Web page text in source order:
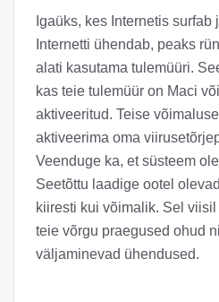
Igaüks, kes Internetis surfab
Internetti ühendab, peaks
alati kasutama tulemüüri.
kas teie tulemüür on Maci
aktiveeritud. Teise
aktiveerima oma
Veenduge ka, et süsteem
Seetõttu laadige ootel
kiiresti kui võimalik. Sel
teie võrgu praegused ohud
väljaminevad ühendused.